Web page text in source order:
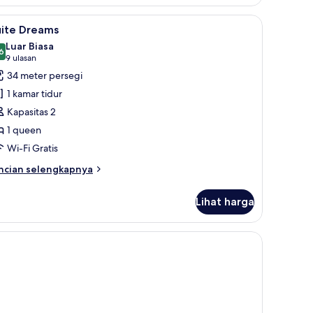
kamar Brankas, meja kerja, setrika/meja setrika,
5 Dreams
dari 10
Luar Biasa
9 ulasan
(9
ulasan)
34 meter persegi
1 kamar tidur
Kapasitas 2
1 queen
Wi-Fi Gratis
selengkapnya
Lihat harga
dan Wi-Fi gratis